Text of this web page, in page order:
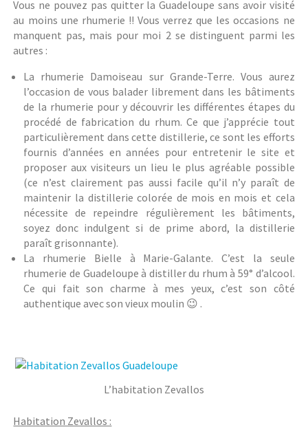
Vous ne pouvez pas quitter la Guadeloupe sans avoir visité
au moins une rhumerie !! Vous verrez que les occasions ne
manquent pas, mais pour moi 2 se distinguent parmi les
autres :
La rhumerie Damoiseau sur Grande-Terre. Vous aurez
l’occasion de vous balader librement dans les bâtiments
de la rhumerie pour y découvrir les différentes étapes du
procédé de fabrication du rhum. Ce que j’apprécie tout
particulièrement dans cette distillerie, ce sont les efforts
fournis d’années en années pour entretenir le site et
proposer aux visiteurs un lieu le plus agréable possible
(ce n’est clairement pas aussi facile qu’il n’y paraît de
maintenir la distillerie colorée de mois en mois et cela
nécessite de repeindre régulièrement les bâtiments,
soyez donc indulgent si de prime abord, la distillerie
paraît grisonnante).
La rhumerie Bielle à Marie-Galante. C’est la seule
rhumerie de Guadeloupe à distiller du rhum à 59° d’alcool.
Ce qui fait son charme à mes yeux, c’est son côté
authentique avec son vieux moulin 😉 .
L’habitation Zevallos
Habitation Zevallos :